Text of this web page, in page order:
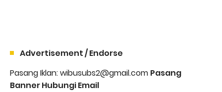
Advertisement / Endorse
Pasang Iklan: wibusubs2@gmail.com Pasang
Banner Hubungi Email